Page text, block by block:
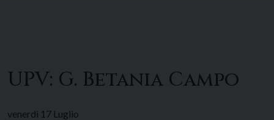
UPV: G. Betania Campo
venerdì 17 Luglio